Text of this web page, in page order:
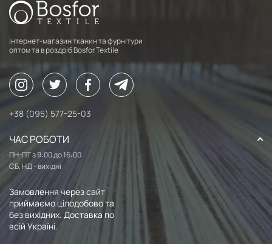
Інтернет-магазин тканин та фурнітури
оптом та в роздріб Bosfor Textile
+38 (095) 577-25-03
ЧАС РОБОТИ
ПН-ПТ з 9:00 до 16:00
СБ, НД - вихідні
Замовлення через сайт
приймаємо цілодобово та
без вихідних. Доставка по
всій Україні.